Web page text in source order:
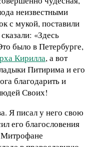
неизвестными
с мукой, поставили
«Здесь
было в Петербурге,
Кирилла, а вот
Питирима и его
благодарить и
Своих!
Я писал у него свою
его благословения
Митрофане